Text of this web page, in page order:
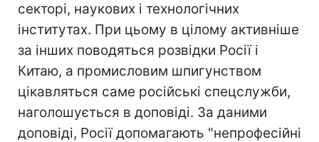
секторі, наукових і технологічних
інститутах. При цьому в цілому активніше
за інших поводяться розвідки Росії і
Китаю, а промисловим шпигунством
цікавляться саме російські спецслужби,
наголошується в доповіді. За даними
доповіді, Росії допомагають "непрофесійні